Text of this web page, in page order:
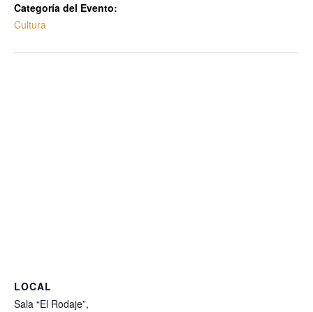
Categoría del Evento:
Cultura
LOCAL
Sala “El Rodaje”,